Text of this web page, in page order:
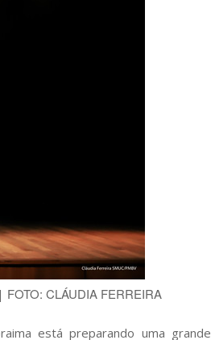
FOTO: CLÁUDIA FERREIRA
está preparando uma grande